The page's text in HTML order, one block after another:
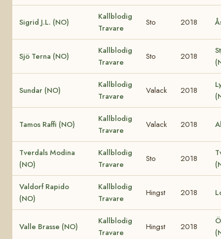
Sigrid J.L. (NO)
Kallblodig
Travare
Sto 2018
Sjö Terna (NO)
Kallblodig
Travare
Sto 2018
Sundar (NO)
Kallblodig
Travare
Valack 2018
Tamos Raffi (NO)
Kallblodig
Travare
Valack 2018
Tverdals Modina
(NO)
Kallblodig
Travare
Sto 2018
Valdorf Rapido
(NO)
Kallblodig
Travare
Hingst 2018
Valle Brasse (NO)
Kallblodig
Travare
Hingst 2018